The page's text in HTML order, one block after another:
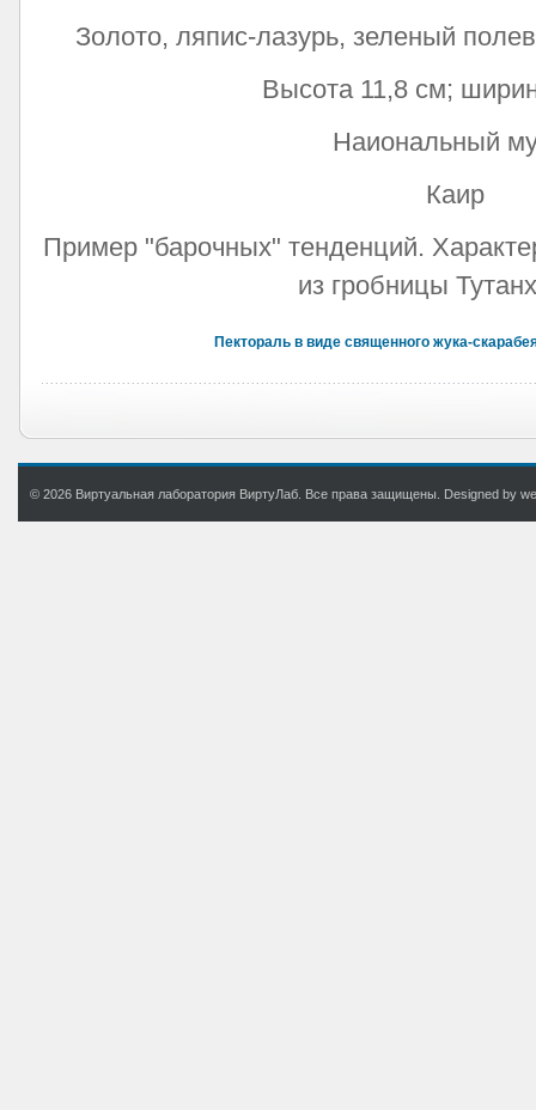
Золото, ляпис-лазурь, зеленый
Высота 11,8 см;
Наиональный
Каир
Пример "барочных" тенденций.
из гробницы
Пектораль в виде священного жука-
© 2026 Виртуальная лаборатория ВиртуЛаб. Все права защищены. Designed by